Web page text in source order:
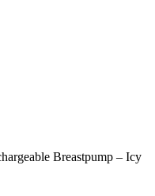
Breastpump – Icy